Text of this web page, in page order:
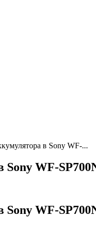
в Sony WF-...
Sony WF-
Sony WF-